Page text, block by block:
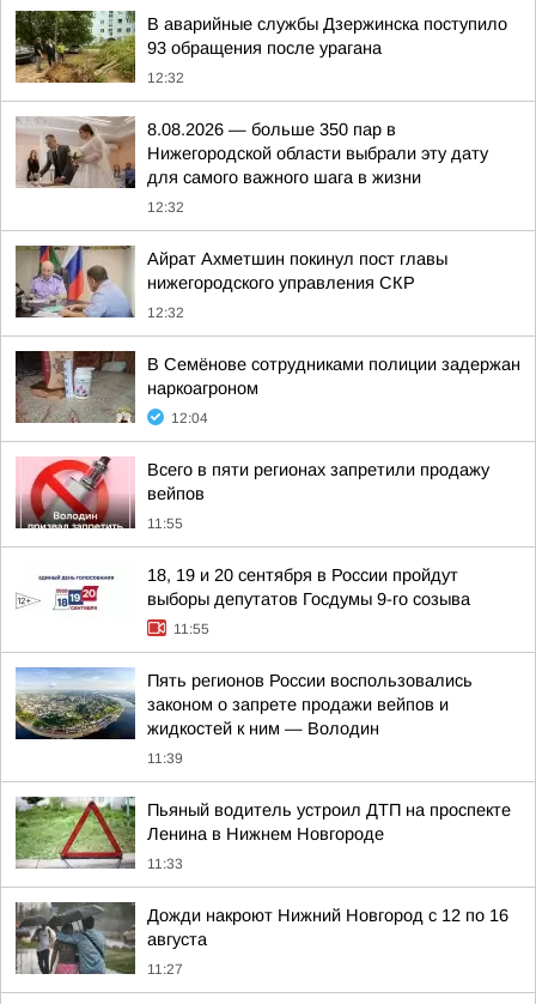
В аварийные службы Дзержинска поступило
93 обращения после урагана
12:32
8.08.2026 — больше 350 пар в
Нижегородской области выбрали эту дату
для самого важного шага в жизни
12:32
Айрат Ахметшин покинул пост главы
нижегородского управления СКР
12:32
В Семёнове сотрудниками полиции задержан
наркоагроном
12:04
Всего в пяти регионах запретили продажу
вейпов
11:55
18, 19 и 20 сентября в России пройдут
выборы депутатов Госдумы 9-го созыва
11:55
Пять регионов России воспользовались
законом о запрете продажи вейпов и
жидкостей к ним — Володин
11:39
Пьяный водитель устроил ДТП на проспекте
Ленина в Нижнем Новгороде
11:33
Дожди накроют Нижний Новгород с 12 по 16
августа
11:27